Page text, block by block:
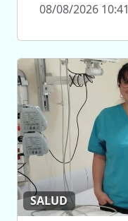
08/08/2026 10:41
SALUD